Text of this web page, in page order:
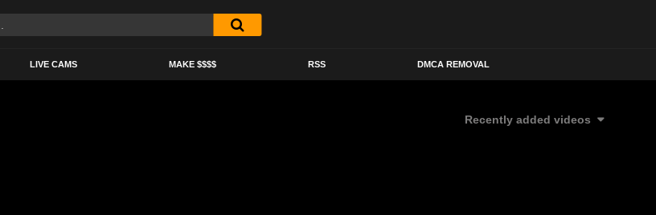
LIVE CAMS MAKE $$$$ RSS DMCA REMOVAL
Recently added videos